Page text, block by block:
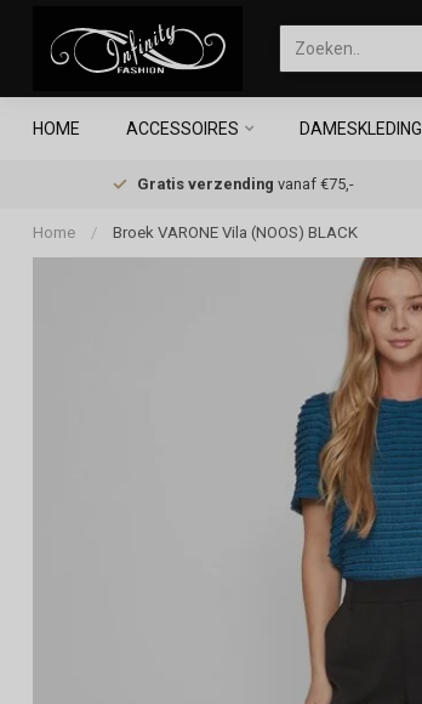
HOME ACCESSOIRES DAMESKLEDING
Gratis verzending vanaf €75,-
Home / Broek VARONE Vila (NOOS) BLACK